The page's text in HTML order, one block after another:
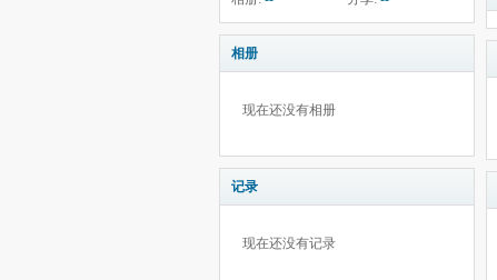
相册
现在还没有相册
记录
现在还没有记录